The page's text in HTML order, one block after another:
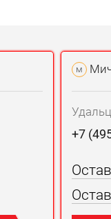
м
+7